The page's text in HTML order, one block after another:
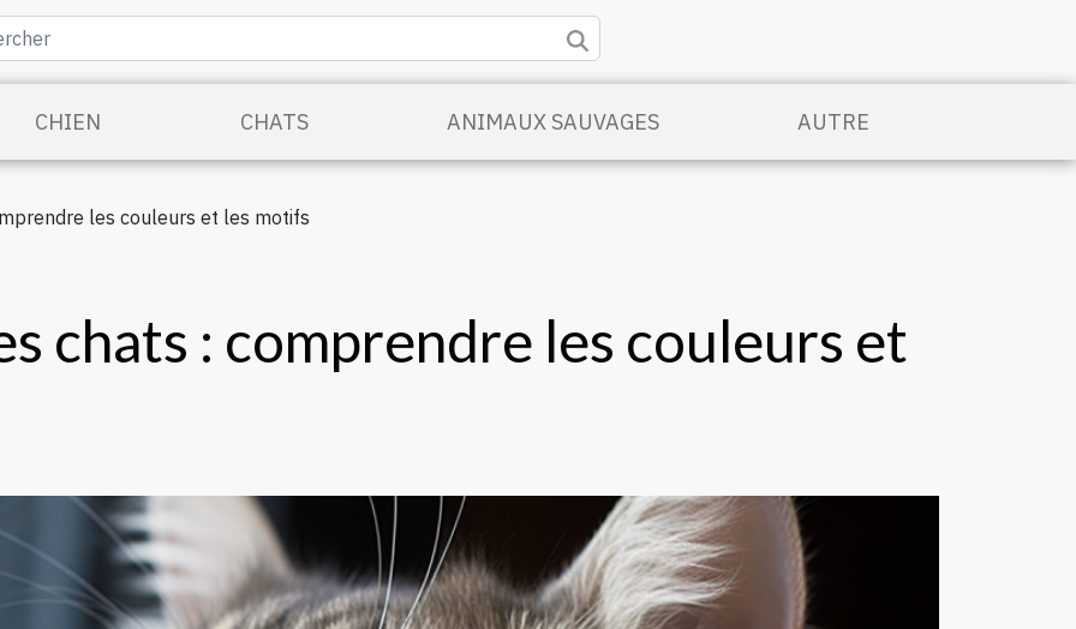
CHIEN CHATS ANIMAUX SAUVAGES AUTRE
les couleurs et les motifs
chats : comprendre les couleurs et